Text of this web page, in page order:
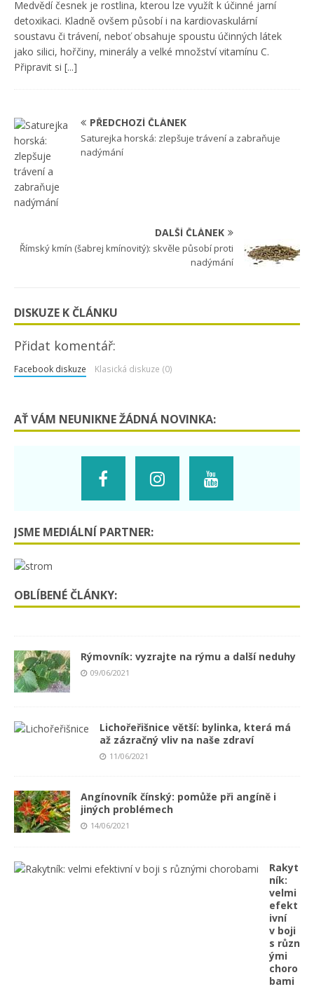
Medvědí česnek je rostlina, kterou lze využít k účinné jarní
detoxikaci. Kladně ovšem působí i na kardiovaskulární
soustavu či trávení, neboť obsahuje spoustu účinných látek
jako silici, hořčiny, minerály a velké množství vitamínu C.
Připravit si [...]
PŘEDCHOZÍ ČLÁNEK
Saturejka horská: zlepšuje trávení a zabraňuje
nadýmání
DALŠÍ ČLÁNEK
Římský kmín (šabrej kmínovitý): skvěle působí proti
nadýmání
DISKUZE K ČLÁNKU
Přidat komentář:
Facebook diskuze Klasická diskuze (0)
AŤ VÁM NEUNIKNE ŽÁDNÁ NOVINKA:
JSME MEDIÁLNÍ PARTNER:
OBLÍBENÉ ČLÁNKY:
Rýmovník: vyzrajte na rýmu a další neduhy
09/06/2021
Lichořeřišnice větší: bylinka, která má
až zázračný vliv na naše zdraví
11/06/2021
Angínovník čínský: pomůže při angíně i
jiných problémech
14/06/2021
Rakyt
ník:
velmi
efekt
ivní
v boji
s různ
ými
choro
bami